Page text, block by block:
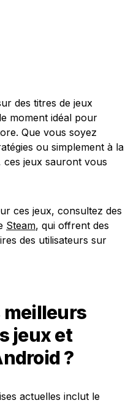
des titres de jeux
moment idéal pour
Que vous soyez
ou simplement à la
ces jeux sauront vous
ces jeux, consultez des
Steam, qui offrent des
des utilisateurs sur
meilleurs
jeux et
?
actuelles inclut le